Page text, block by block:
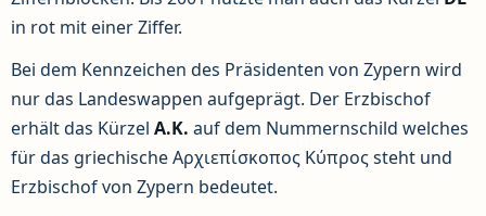
in rot mit einer Ziffer.
Bei dem Kennzeichen des Präsidenten von Zypern wird
nur das Landeswappen aufgeprägt. Der Erzbischof
erhält das Kürzel A.K. auf dem Nummernschild welches
für das griechische Αρχιεπίσκοπος Κύπρος steht und
Erzbischof von Zypern bedeutet.